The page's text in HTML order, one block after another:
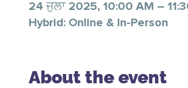
24 ਜੁਲਾ 2025, 10:00 AM –
Hybrid: Online & In-Person
About the event